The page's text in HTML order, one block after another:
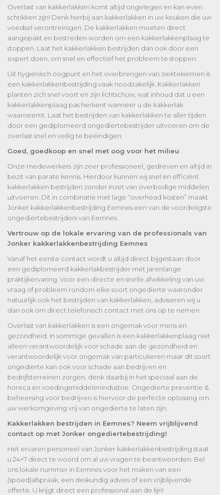
Overlast van kakkerlakken komt altijd ongelegen en kan even
schrikken zijn! Denk hierbij aan kakkerlakken in uw keuken die uw
voedsel verontreinigen. De kakkerlakken moeten direct
aangepakt en bestreden worden om een kakkerlakkenplaag te
stoppen. Laat het kakkerlakken bestrijden dan ook door een
expert doen, om snel en effectief het probleem te stoppen.
Uit hygiënisch oogpunt en het overbrengen van ziektekiemen is
een kakkerlakkenbestrijding vaak noodzakelijk. Kakkerlakken
planten zich snel voort en zijn lichtschuw, wat inhoud dat u een
kakkerlakkenplaag pas herkent wanneer u de kakkerlak
waarneemt. Laat het bestrijden van kakkerlakken te aller tijden
door een gediplomeerd ongediertebestrijder uitvoeren om de
overlast snel en veilig te beëindigen.
Goed, goedkoop en snel met oog voor het milieu
Onze medewerkers zijn zeer professioneel, gedreven en altijd in
bezit van parate kennis. Hierdoor kunnen wij snel en efficiënt
kakkerlakken bestrijden zonder inzet van overbodige middelen
uitvoeren. Dit in combinatie met lage “overhead kosten” maakt
Jonker kakkerlakkenbestrijding Eemnes een van de voordeligste
ongediertebestrijders van Eemnes.
Vertrouw op de lokale ervaring van de professionals van
Jonker kakkerlakkenbestrijding Eemnes
Vanaf het eerste contact wordt u altijd direct bijgestaan door
een gediplomeerd kakkerlakbestrijder met jarenlange
praktijkervaring. Voor een directe en snelle afwikkeling van uw
vraag of probleem rondom elke soort ongedierte waaronder
natuurlijk ook het bestrijden van kakkerlakken, adviseren wij u
dan ook om direct telefonisch contact met ons op te nemen.
Overlast van kakkerlakken is een ongemak voor mens en
gezondheid. In sommige gevallen is een kakkerlakkenplaag niet
alleen verantwoordelijk voor schade aan de gezondheid en
verantwoordelijk voor ongemak van particulieren maar dit soort
ongedierte kan ook voor schade aan bedrijven en
bedrijfsterreinen zorgen, denk daarbij in het speciaal aan de
horeca en voedingsmiddelenindustrie. Ongedierte preventie &
beheersing voor bedrijven is hiervoor de perfecte oplossing om
uw werkomgeving vrij van ongedierte te laten zijn.
Kakkerlakken bestrijden in Eemnes? Neem vrijblijvend
contact op met Jonker ongediertebestrijding!
Het ervaren personeel van Jonker kakkerlakkenbestrijding staat
u 24×7 direct te woord om al uw vragen te beantwoorden. Bel
ons lokale nummer in Eemnes voor het maken van een
(spoed)afspraak, een deskundig advies of een vrijblijvende
offerte. U krijgt direct een professional aan de lijn!